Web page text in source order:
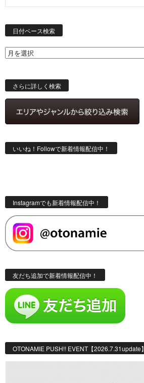
日付ベース検索
ス
索
さらに詳しく検索
いいね！Followで新着情報配信中！
Instagramでも新着情報配信中！
友だち追加で新着情報配信中！
OTONAMIE PUSH!! EVENT【2026.7.31update】